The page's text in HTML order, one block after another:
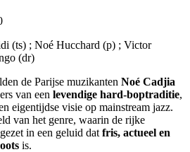
(ts) ; Noé Hucchard (p) ; Victor
(dr)
de Parijse muzikanten Noé Cadjia
van een levendige hard-boptraditie,
eigentijdse visie op mainstream jazz.
van het genre, waarin de rijke
in een geluid dat fris, actueel en
is.